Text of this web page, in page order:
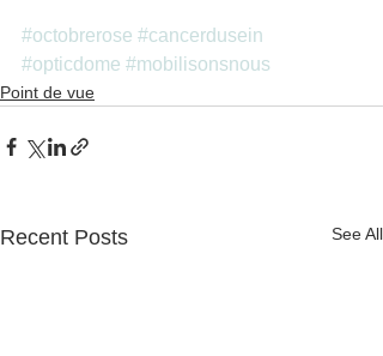
#octobrerose #cancerdusein
#opticdome #mobilisonsnous
Point de vue
Recent Posts See All